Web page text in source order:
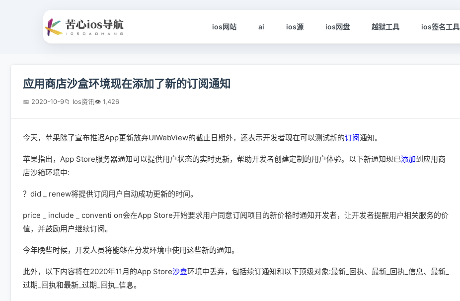
ios网站 ai ios源 ios网盘 越狱工具 ios签名工具
应用商店沙盒环境现在添加了新的订阅通知
📅 2020-10-9📁 Ios资讯👁 1,426
今天，苹果除了宣布推迟App更新放弃UIWebView的截止日期外，还表示开发者现在可以测试新的订阅通知。
苹果指出，App Store服务器通知可以提供用户状态的实时更新，帮助开发者创建定制的用户体验。以下新通知现已添加到应用商
店沙箱环境中:
？did _ renew将提供订阅用户自动成功更新的时间。
price _ include _ conventi on会在App Store开始要求用户同意订阅项目的新价格时通知开发者，让开发者提醒用户相关服务的价
值，并鼓励用户继续订阅。
今年晚些时候，开发人员将能够在分发环境中使用这些新的通知。
此外，以下内容将在2020年11月的App Store沙盒环境中丢弃，包括续订通知和以下顶级对象:最新_回执、最新_回执_信息、最新_
过期_回执和最新_过期_回执_信息。